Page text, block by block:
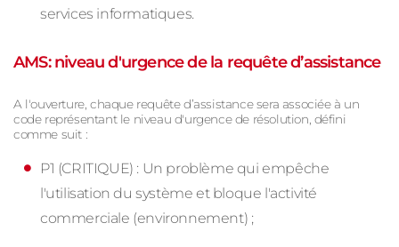
services informatiques.
AMS: niveau d'urgence de la requête d’assistance
A l'ouverture, chaque requête d’assistance sera associée à un
code représentant le niveau d'urgence de résolution, défini
comme suit :
P1 (CRITIQUE) : ​​Un problème qui empêche
l'utilisation du système et bloque l'activité
commerciale (environnement) ;